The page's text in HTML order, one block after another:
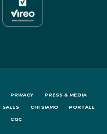
PRIVACY PRESS & MEDIA
SALES CHI SIAMO PORTALE
CGC